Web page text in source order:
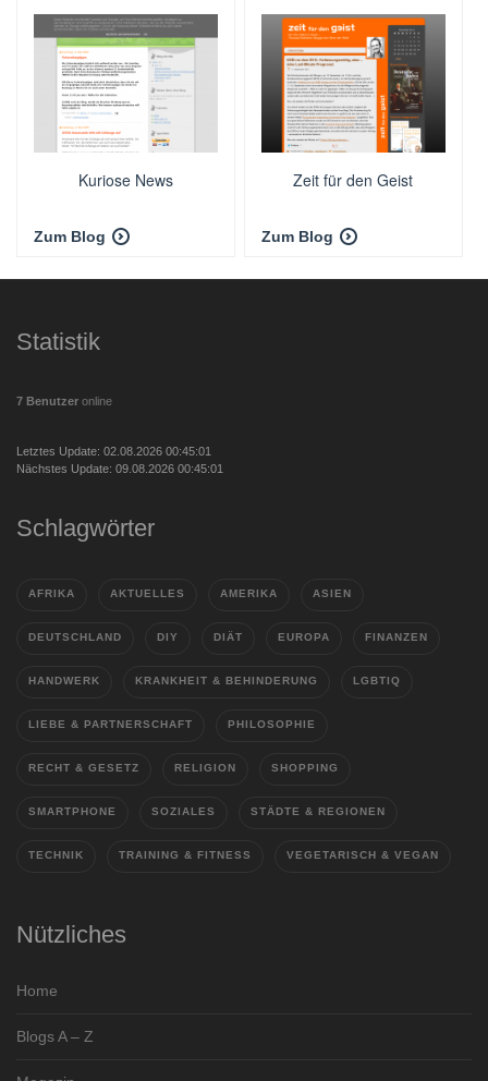
Kuriose News
Zum Blog
Zeit für den Geist
Zum Blog
Statistik
7 Benutzer online
Letztes Update: 02.08.2026 00:45:01
Nächstes Update: 09.08.2026 00:45:01
Schlagwörter
AFRIKA AKTUELLES AMERIKA ASIEN
DEUTSCHLAND DIY DIÄT EUROPA FINANZEN
HANDWERK KRANKHEIT & BEHINDERUNG LGBTIQ
LIEBE & PARTNERSCHAFT PHILOSOPHIE
RECHT & GESETZ RELIGION SHOPPING
SMARTPHONE SOZIALES STÄDTE & REGIONEN
TECHNIK TRAINING & FITNESS VEGETARISCH & VEGAN
Nützliches
Home
Blogs A – Z